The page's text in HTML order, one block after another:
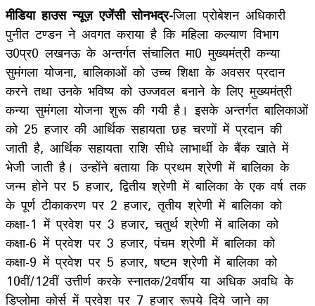
मीडिया हाउस न्यूज़ एजेंसी सोनभद्र-जिला प्रोबेशन अधिकारी
पुनीत टण्डन ने अवगत कराया है कि महिला कल्याण विभाग
उ0प्र0 लखनऊ के अन्तर्गत संचालित मा0 मुख्यमंत्री कन्या
सुमंगला योजना, बालिकाओं को उच्च शिक्षा के अवसर प्रदान
करने तथा उनके भविष्य को उज्जवल बनाने के लिए मुख्यमंत्री
कन्या सुमंगला योजना शुरू की गयी है। इसके अन्तर्गत बालिकाओं
को 25 हजार की आर्थिक सहायता छह चरणों में प्रदान की
जाती है, आर्थिक सहायता राशि सीधे लाभार्थी के बैंक खाते में
भेजी जाती है। उन्होंने बताया कि प्रथम श्रेणी में बालिका के
जन्म होने पर 5 हजार, द्वितीय श्रेणी में बालिका के एक वर्ष तक
के पूर्ण टीकाकरण पर 2 हजार, तृतीय श्रेणी में बालिका को
कक्षा-1 में प्रवेश पर 3 हजार, चतुर्थ श्रेणी में बालिका को
कक्षा-6 में प्रवेश पर 3 हजार, पंचम श्रेणी में बालिका को
कक्षा-9 में प्रवेश पर 5 हजार, षष्टम श्रेणी में बालिका को
10वीं/12वीं उत्तीर्ण करके स्नातक/2वर्षीय या अधिक अवधि के
डिप्लोमा कोर्स में प्रवेश पर 7 हजार रूपये दिये जाने का